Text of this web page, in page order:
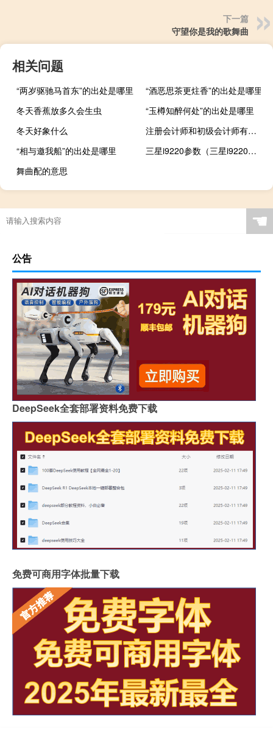
下一篇
守望你是我的歌舞曲
相关问题
“两岁驱驰马首东”的出处是哪里
“酒恶思茶更炷香”的出处是哪里
冬天香蕉放多久会生虫
“玉樽知醉何处”的出处是哪里
冬天好象什么
注册会计师和初级会计师有什么区别
“相与邀我船”的出处是哪里
三星i9220参数（三星i9220怎么样）
舞曲配的意思
☚
公告
DeepSeek全套部署资料免费下载
免费可商用字体批量下载